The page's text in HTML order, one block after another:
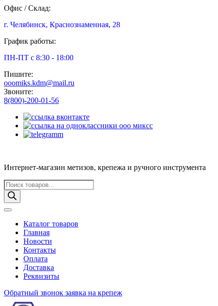
Офис / Склад:
г. Челябинск, Краснознаменная, 28
График работы:
ПН-ПТ с 8:30 - 18:00
Пишите:
ooomiks.kdm@mail.ru
Звоните:
8(800)-200-01-56
Интернет-магазин метизов, крепежа и ручного инструмента
Поиск
товаров
Каталог товаров
Главная
Новости
Контакты
Оплата
Доставка
Реквизиты
Обратный звонок заявка на крепеж